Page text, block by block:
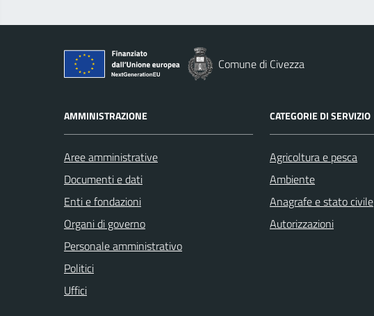
Comune di Civezza
AMMINISTRAZIONE
Aree amministrative
Documenti e dati
Enti e fondazioni
Organi di governo
Personale amministrativo
Politici
Uffici
CATEGORIE DI SERVIZIO
Agricoltura e pesca
Ambiente
Anagrafe e stato civile
Autorizzazioni